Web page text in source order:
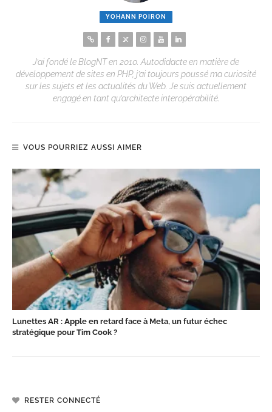
YOHANN POIRON
J’ai fondé le BlogNT en 2010. Autodidacte en matière de
développement de sites en PHP, j’ai toujours poussé ma curiosité
sur les sujets et les actualités du Web. Je suis actuellement
engagé en tant qu’architecte interopérabilité.
VOUS POURRIEZ AUSSI AIMER
Lunettes AR : Apple en retard face à Meta, un futur échec
stratégique pour Tim Cook ?
RESTER CONNECTÉ